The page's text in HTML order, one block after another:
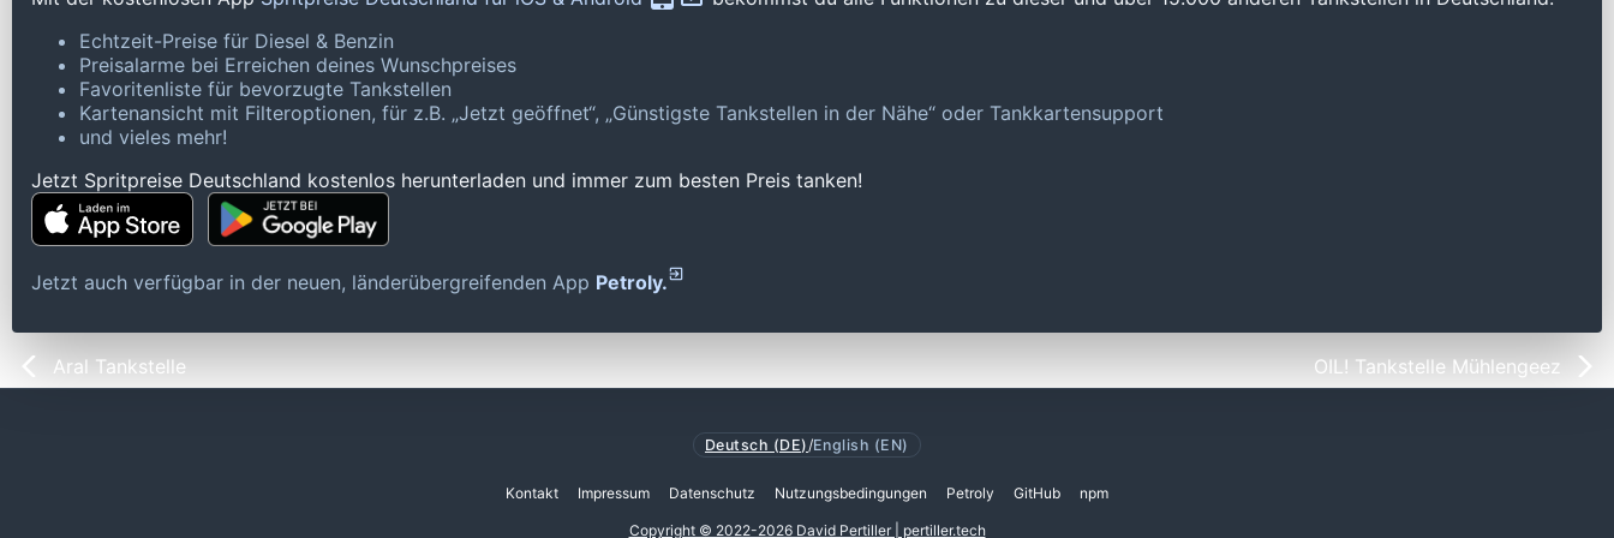
Echtzeit-Preise für Diesel & Benzin
Preisalarme bei Erreichen deines Wunschpreises
Favoritenliste für bevorzugte Tankstellen
Kartenansicht mit Filteroptionen, für z.B. „Jetzt geöffnet“, „Günstigste Tankstellen in der Nähe“ oder Tankkartensupport
und vieles mehr!
Jetzt Spritpreise Deutschland kostenlos herunterladen und immer zum besten Preis tanken!
Jetzt auch verfügbar in der neuen, länderübergreifenden App Petroly.
Aral Tankstelle OIL! Tankstelle Mühlengeez
Deutsch (DE) /English (EN)
Kontakt Impressum Datenschutz Nutzungsbedingungen Petroly GitHub npm
Copyright © 2022-2026 David Pertiller | pertiller.tech